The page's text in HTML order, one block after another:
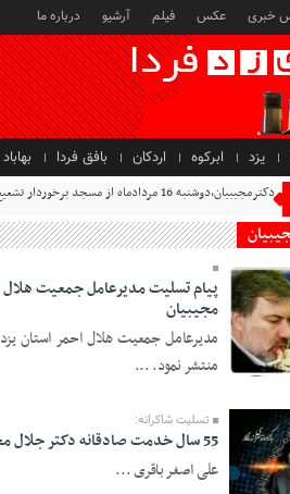
خبری عکس فیلم آرشیو درباره ما
یزد ابرکوه اردکان بافق فردا بهاباد
خاطرات شادروان دکتر جلال
پيام تسليت مدیرعامل جمعیت
مجیبیان
مدیرعامل جمعیت هلال احمر استان
منتشر نمود. ...
تسلیت شاکرانه:
55 سال خدمت صادقانه دکتر جلال مجیبیان الگویی ماندگار..
علی اصغر باقری ...